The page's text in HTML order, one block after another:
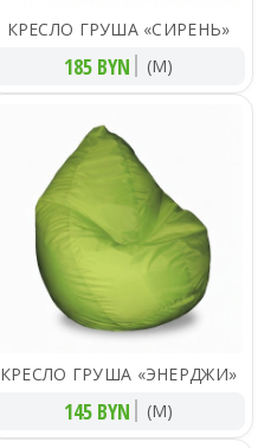
КРЕСЛО ГРУША «СИРЕНЬ»
185 BYN (M)
КРЕСЛО ГРУША «ЭНЕРДЖИ»
145 BYN (M)